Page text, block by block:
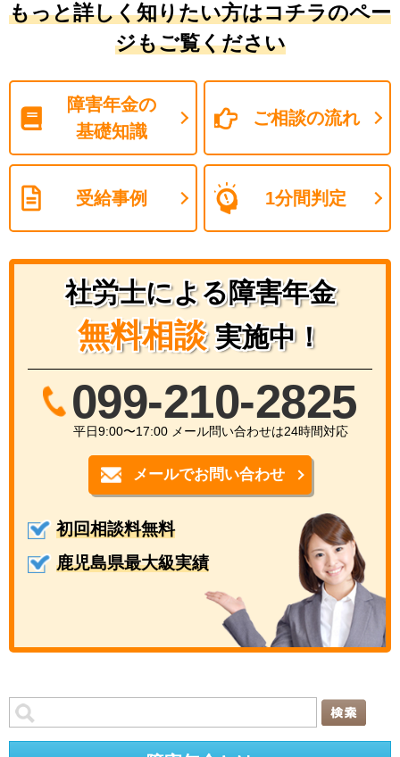
もっと詳しく知りたい方はコチラのペー
ジもご覧ください
障害年金の
基礎知識
ご相談の流れ
受給事例 1分間判定
社労士による障害年金
無料相談 実施中！
099-210-2825
平日9:00〜17:00 メール問い合わせは24時間対応
メールでお問い合わせ
初回相談料無料
鹿児島県最大級実績